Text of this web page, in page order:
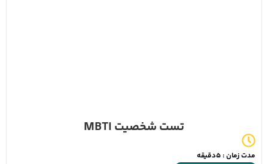
تست شخصیت MBTI
مدت زمان : 5دقیقه